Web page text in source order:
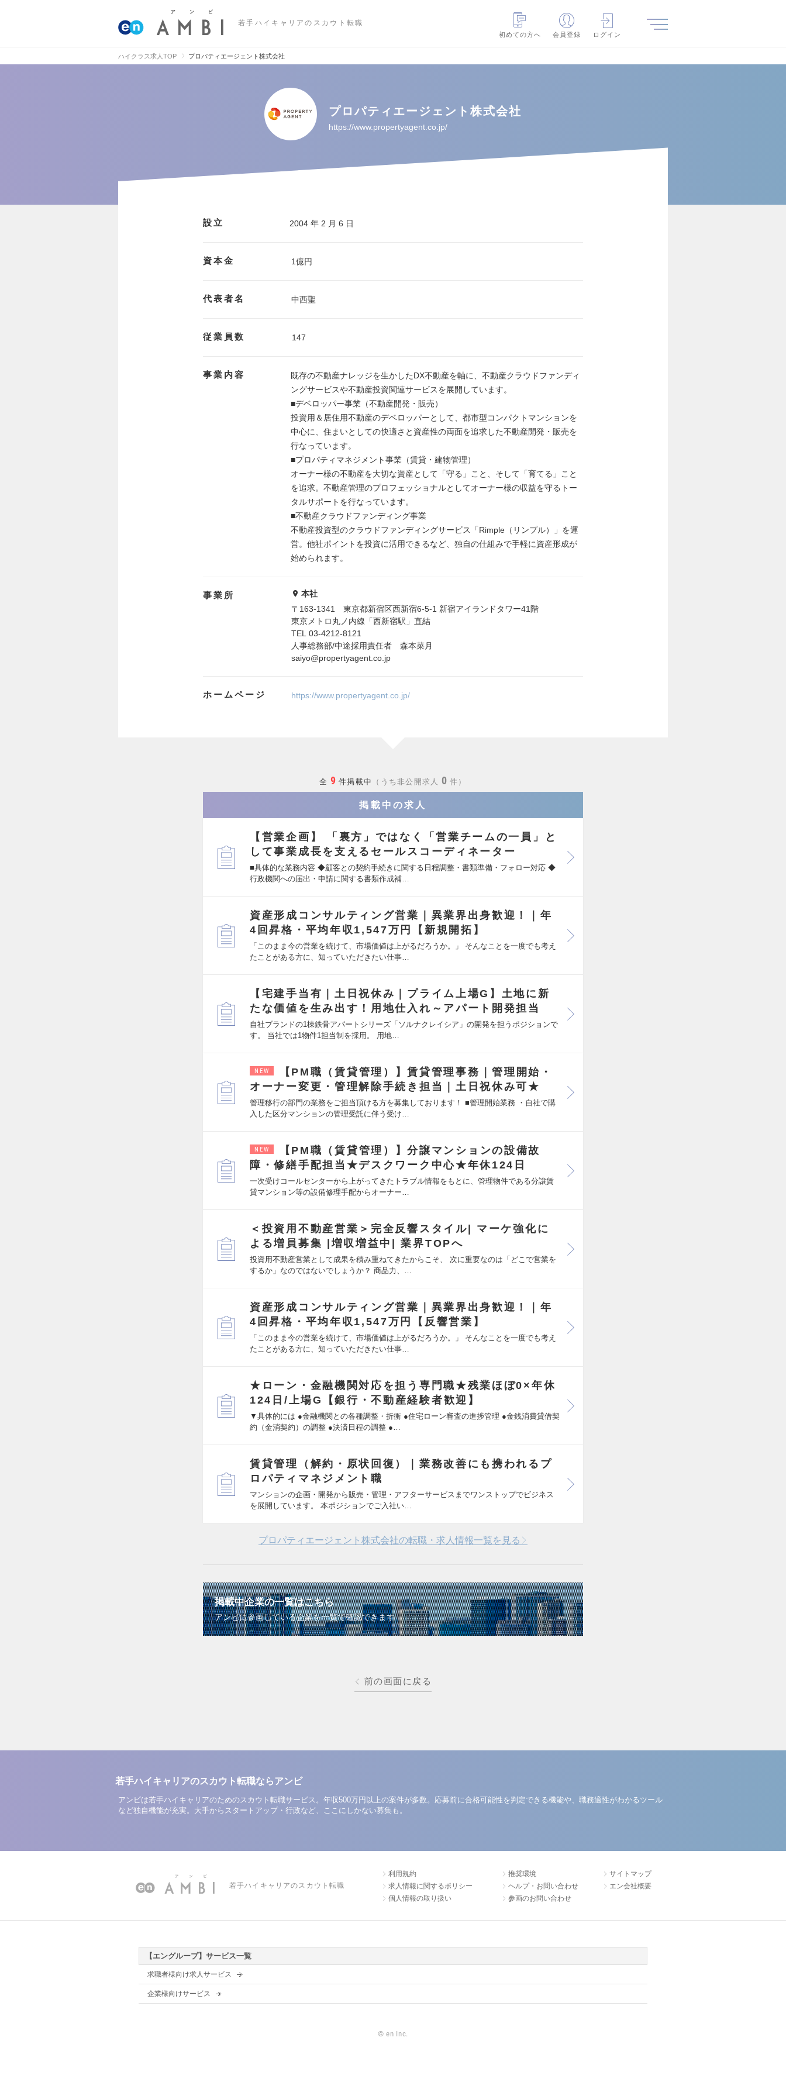
若手ハイキャリアのスカウト転職
初めての方へ
会員登録 ログイン
ハイクラス求人TOP プロパティエージェント株式会社
プロパティエージェント株式会社
https://www.propertyagent.co.jp/
設立 2004 年 2 月 6 日
資本金 1億円
代表者名 中西聖
従業員数 147
事業内容
既存の不動産ナレッジを生かしたDX不動産を軸に、不動産クラウドファンディ
ングサービスや不動産投資関連サービスを展開しています。
■デベロッパー事業（不動産開発・販売）
投資用＆居住用不動産のデベロッパーとして、都市型コンパクトマンションを
中心に、住まいとしての快適さと資産性の両面を追求した不動産開発・販売を
行なっています。
■プロパティマネジメント事業（賃貸・建物管理）
オーナー様の不動産を大切な資産として「守る」こと、そして「育てる」こと
を追求。不動産管理のプロフェッショナルとしてオーナー様の収益を守るトー
タルサポートを行なっています。
■不動産クラウドファンディング事業
不動産投資型のクラウドファンディングサービス「Rimple（リンプル）」を運
営。他社ポイントを投資に活用できるなど、独自の仕組みで手軽に資産形成が
始められます。
事業所
本社
〒163-1341 東京都新宿区西新宿6-5-1 新宿アイランドタワー41階
東京メトロ丸ノ内線「西新宿駅」直結
TEL 03-4212-8121
人事総務部/中途採用責任者 森本菜月
saiyo@propertyagent.co.jp
ホームページ https://www.propertyagent.co.jp/
全 9 件掲載中 うち非公開求人 0 件
掲載中の求人
【営業企画】 「裏方」ではなく「営業チームの一員」と
して事業成長を支えるセールスコーディネーター
■具体的な業務内容 ◆顧客との契約手続きに関する日程調整・書類準備・フォロー対応 ◆
行政機関への届出・申請に関する書類作成補…
資産形成コンサルティング営業｜異業界出身歓迎！｜年
4回昇格・平均年収1,547万円【新規開拓】
「このまま今の営業を続けて、市場価値は上がるだろうか。」 そんなことを一度でも考え
たことがある方に、知っていただきたい仕事…
【宅建手当有｜土日祝休み｜プライム上場G】土地に新
たな価値を生み出す！用地仕入れ～アパート開発担当
自社ブランドの1棟鉄骨アパートシリーズ「ソルナクレイシア」の開発を担うポジションで
す。 当社では1物件1担当制を採用。 用地…
NEW
【PM職（賃貸管理）】賃貸管理事務｜管理開始・
オーナー変更・管理解除手続き担当｜土日祝休み可★
管理移行の部門の業務をご担当頂ける方を募集しております！ ■管理開始業務 ・自社で購
入した区分マンションの管理受託に伴う受け…
NEW
【PM職（賃貸管理）】分譲マンションの設備故
障・修繕手配担当★デスクワーク中心★年休124日
一次受けコールセンターから上がってきたトラブル情報をもとに、管理物件である分譲賃
貸マンション等の設備修理手配からオーナー…
＜投資用不動産営業＞完全反響スタイル| マーケ強化に
よる増員募集 |増収増益中| 業界TOPへ
投資用不動産営業として成果を積み重ねてきたからこそ、 次に重要なのは「どこで営業を
するか」なのではないでしょうか？ 商品力、…
資産形成コンサルティング営業｜異業界出身歓迎！｜年
4回昇格・平均年収1,547万円【反響営業】
「このまま今の営業を続けて、市場価値は上がるだろうか。」 そんなことを一度でも考え
たことがある方に、知っていただきたい仕事…
★ローン・金融機関対応を担う専門職★残業ほぼ0×年休
124日/上場G【銀行・不動産経験者歓迎】
▼具体的には ●金融機関との各種調整・折衝 ●住宅ローン審査の進捗管理 ●金銭消費貸借契
約（金消契約）の調整 ●決済日程の調整 ●…
賃貸管理（解約・原状回復）｜業務改善にも携われるプ
ロパティマネジメント職
マンションの企画・開発から販売・管理・アフターサービスまでワンストップでビジネス
を展開しています。 本ポジションでご入社い…
プロパティエージェント株式会社の転職・求人情報一覧を見る
掲載中企業の一覧はこちら
アンビに参画している企業を一覧で確認できます
前の画面に戻る
若手ハイキャリアのスカウト転職ならアンビ
アンビは若手ハイキャリアのためのスカウト転職サービス。年収500万円以上の案件が多数。応募前に合格可能性を判定できる機能や、職務適性がわかるツール
など独自機能が充実。大手からスタートアップ・行政など、ここにしかない募集も。
若手ハイキャリアのスカウト転職
利用規約
求人情報に関するポリシー
個人情報の取り扱い
推奨環境
ヘルプ・お問い合わせ
参画のお問い合わせ
サイトマップ
エン会社概要
【エングループ】サービス一覧
求職者様向け求人サービス
企業様向けサービス
© en Inc.